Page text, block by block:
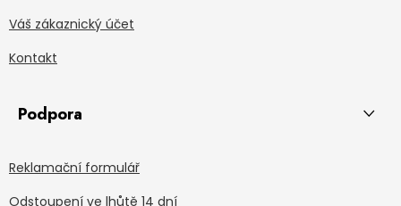
Váš zákaznický účet
Kontakt
Podpora
Reklamační formulář
Odstoupení ve lhůtě 14 dní